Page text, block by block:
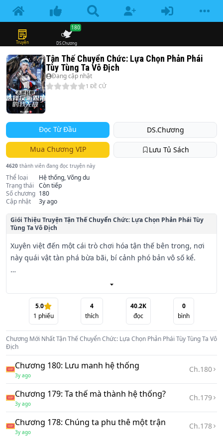
Truyện DS.Chương
180
Tận Thế Chuyển Chức: Lựa Chọn Phản Phái
Tùy Tùng Ta Vô Địch
Đang cập nhật
1 ĐỀ CỬ
Đọc Từ Đầu DS.Chương
Mua Chương VIP Lưu Tủ Sách
4620 thành viên đang đọc truyện này
Thể loại
Hệ thống, Võng du
Trạng thái
Còn tiếp
Số chương 180
Cập nhật
3y ago
Giói Thiệu Truyện Tận Thế Chuyển Chức: Lựa Chọn Phản Phái Tùy
Tùng Ta Vô Địch
Xuyên việt đến một cái trò chơi hóa tận thế bên trong, nơi
này quái vật tàn phá bừa bãi, bí cảnh phó bản vô số kể.
Vương Đông nhịn không được chửi bậy: "Vì cái gì người
khác xuyên việt, không là nhân vật chính cũng là phản
phái, mà ta chỉ có thể làm một cái không quan trọng gì
người? ?"
Vốn là đối với mình xuyên việt thân phận rất không hài
lòng Vương Đông rất nhanh liền phát hiện, làm phản phái
tùy tùng ỷ thế hiếp người cảm giác coi như không tệ.
Cơm có người cho ăn, quần áo có người giặt, thăng cấp
cũng đều có chuyên nghiệp Tank giúp đỡ dụ quái, thì liền
nhân vật chính tìm tới cửa đều có phản phái nhóm trước
giúp đỡ đỉnh lấy?
5.0
1 phiếu
4
thích
40.2K
đọc
0
bình
Chương Mới NhấtTận Thế Chuyển Chức: Lựa Chọn Phản Phái Tùy Tùng Ta Vô
Địch
Chương 180: Lưu manh hệ thống
3y ago
Ch.180
Chương 179: Ta thế mà thành hệ thống?
3y ago
Ch.179
Chương 178: Chúng ta phu thê một trận
3y ago
Ch.178